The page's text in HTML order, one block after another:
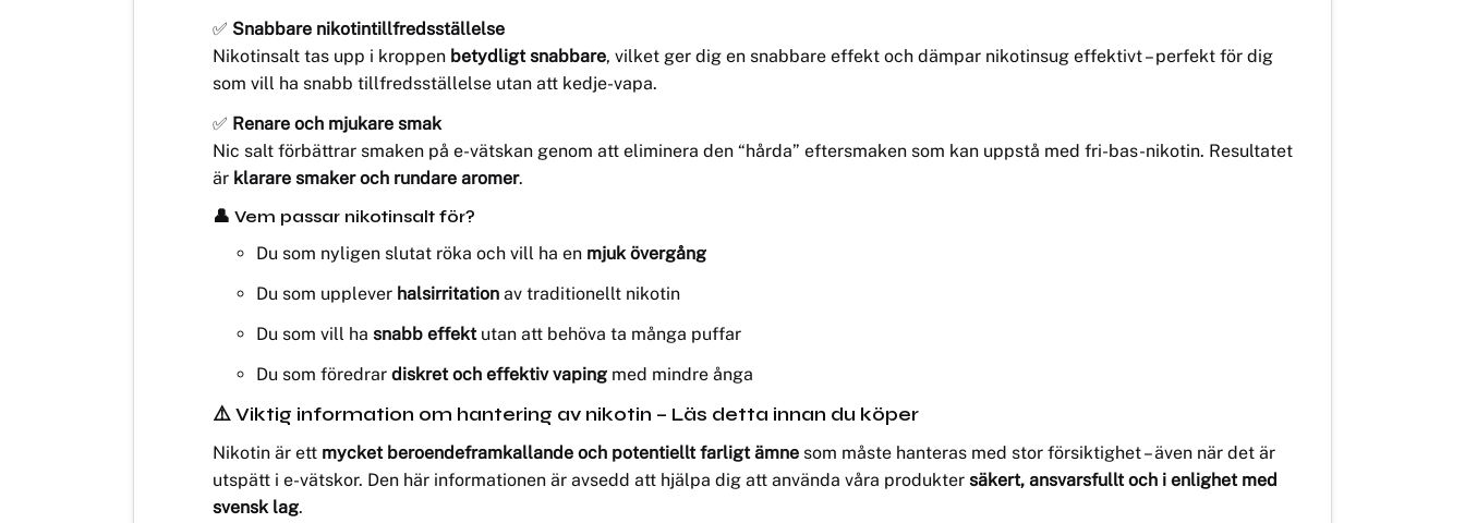
✅ Snabbare nikotintillfredsställelse
Nikotinsalt tas upp i kroppen betydligt snabbare, vilket ger dig en snabbare effekt och dämpar nikotinsug effektivt – perfekt för dig
som vill ha snabb tillfredsställelse utan att kedje-vapa.
✅ Renare och mjukare smak
Nic salt förbättrar smaken på e-vätskan genom att eliminera den “hårda” eftersmaken som kan uppstå med fri-bas-nikotin. Resultatet
är klarare smaker och rundare aromer.
👤 Vem passar nikotinsalt för?
Du som nyligen slutat röka och vill ha en mjuk övergång
Du som upplever halsirritation av traditionellt nikotin
Du som vill ha snabb effektutan att behöva ta många puffar
Du som föredrar diskret och effektiv vaping med mindre ånga
⚠️ Viktig information om hantering av nikotin – Läs detta innan du köper
Nikotin är ett mycket beroendeframkallande och potentiellt farligt ämne som måste hanteras med stor försiktighet – även när det är
utspätt i e-vätskor. Den här informationen är avsedd att hjälpa dig att använda våra produkter säkert, ansvarsfullt och i enlighet med
svensk lag.